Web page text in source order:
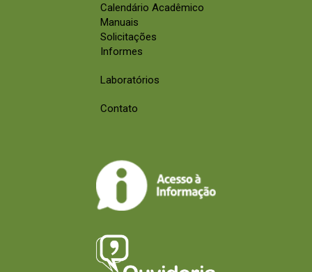
Calendário Acadêmico
Manuais
Solicitações
Informes
Laboratórios
Contato